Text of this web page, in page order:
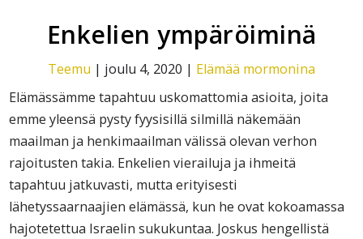
Enkelien ympäröiminä
Teemu | joulu 4, 2020 | Elämää mormonina
Elämässämme tapahtuu uskomattomia asioita, joita
emme yleensä pysty fyysisillä silmillä näkemään
maailman ja henkimaailman välissä olevan verhon
rajoitusten takia. Enkelien vierailuja ja ihmeitä
tapahtuu jatkuvasti, mutta erityisesti
lähetyssaarnaajien elämässä, kun he ovat kokoamassa
hajotetettua Israelin sukukuntaa. Joskus hengellistä